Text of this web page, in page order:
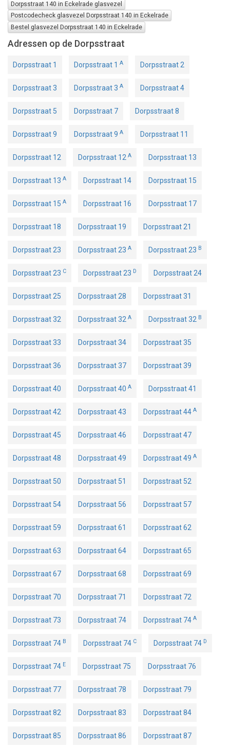
Dorpsstraat 140 in Eckelrade glasvezel
Postcodecheck glasvezel Dorpsstraat 140 in Eckelrade
Bestel glasvezel Dorpsstraat 140 in Eckelrade
Adressen op de Dorpsstraat
Dorpsstraat 1 Dorpsstraat 1 A Dorpsstraat 2
Dorpsstraat 3 Dorpsstraat 3 A Dorpsstraat 4
Dorpsstraat 5 Dorpsstraat 7 Dorpsstraat 8
Dorpsstraat 9 Dorpsstraat 9 A Dorpsstraat 11
Dorpsstraat 12 Dorpsstraat 12 A Dorpsstraat 13
Dorpsstraat 13 A Dorpsstraat 14 Dorpsstraat 15
Dorpsstraat 15 A Dorpsstraat 16 Dorpsstraat 17
Dorpsstraat 18 Dorpsstraat 19 Dorpsstraat 21
Dorpsstraat 23 Dorpsstraat 23 A Dorpsstraat 23 B
Dorpsstraat 23 C Dorpsstraat 23 D Dorpsstraat 24
Dorpsstraat 25 Dorpsstraat 28 Dorpsstraat 31
Dorpsstraat 32 Dorpsstraat 32 A Dorpsstraat 32 B
Dorpsstraat 33 Dorpsstraat 34 Dorpsstraat 35
Dorpsstraat 36 Dorpsstraat 37 Dorpsstraat 39
Dorpsstraat 40 Dorpsstraat 40 A Dorpsstraat 41
Dorpsstraat 42 Dorpsstraat 43 Dorpsstraat 44 A
Dorpsstraat 45 Dorpsstraat 46 Dorpsstraat 47
Dorpsstraat 48 Dorpsstraat 49 Dorpsstraat 49 A
Dorpsstraat 50 Dorpsstraat 51 Dorpsstraat 52
Dorpsstraat 54 Dorpsstraat 56 Dorpsstraat 57
Dorpsstraat 59 Dorpsstraat 61 Dorpsstraat 62
Dorpsstraat 63 Dorpsstraat 64 Dorpsstraat 65
Dorpsstraat 67 Dorpsstraat 68 Dorpsstraat 69
Dorpsstraat 70 Dorpsstraat 71 Dorpsstraat 72
Dorpsstraat 73 Dorpsstraat 74 Dorpsstraat 74 A
Dorpsstraat 74 B Dorpsstraat 74 C Dorpsstraat 74 D
Dorpsstraat 74 E Dorpsstraat 75 Dorpsstraat 76
Dorpsstraat 77 Dorpsstraat 78 Dorpsstraat 79
Dorpsstraat 82 Dorpsstraat 83 Dorpsstraat 84
Dorpsstraat 85 Dorpsstraat 86 Dorpsstraat 87